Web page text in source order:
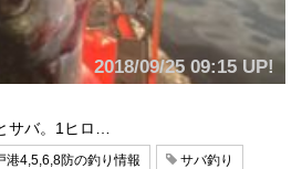
2018/09/25 09:15 UP!
サバ。1ヒロ…
港4,5,6,8防の釣り情報 サバ釣り